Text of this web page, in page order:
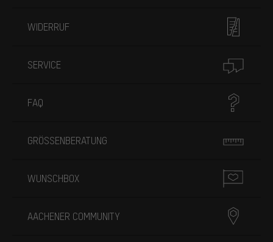
WIDERRUF
SERVICE
FAQ
GRÖSSENBERATUNG
WUNSCHBOX
AACHENER COMMUNITY